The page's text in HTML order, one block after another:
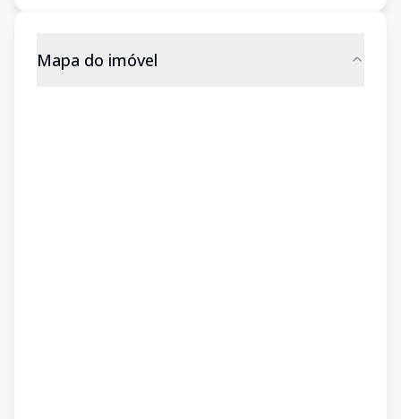
Mapa do imóvel